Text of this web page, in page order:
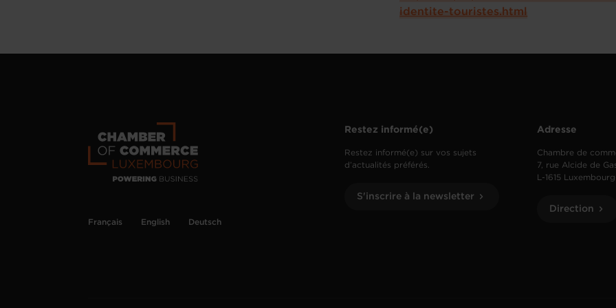
identite-touristes.html
Français English Deutsch
Restez informé(e)
Restez informé(e) sur vos sujets
d’actualités préférés.
S'inscrire à la newsletter
Adresse
Chambre de
7, rue Alcide de
L-1615
Direction